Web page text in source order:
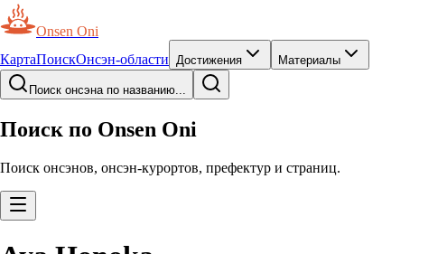
Onsen Oni
КартаПоискОнсэн-области Достижения Материалы
Поиск онсэна по названию...
Поиск по Onsen Oni
Поиск онсэнов, онсэн-курортов, префектур и страниц.